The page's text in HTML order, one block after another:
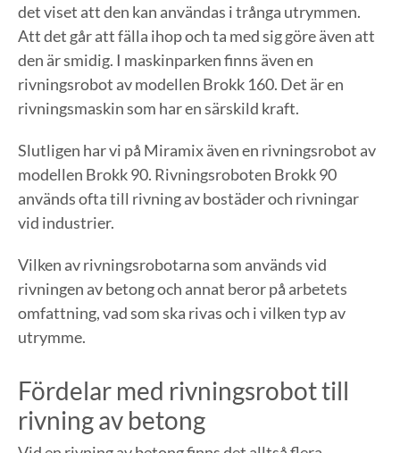
det viset att den kan användas i trånga utrymmen.
Att det går att fälla ihop och ta med sig göre även att
den är smidig. I maskinparken finns även en
rivningsrobot av modellen Brokk 160. Det är en
rivningsmaskin som har en särskild kraft.
Slutligen har vi på Miramix även en rivningsrobot av
modellen Brokk 90. Rivningsroboten Brokk 90
används ofta till rivning av bostäder och rivningar
vid industrier.
Vilken av rivningsrobotarna som används vid
rivningen av betong och annat beror på arbetets
omfattning, vad som ska rivas och i vilken typ av
utrymme.
Fördelar med rivningsrobot till
rivning av betong